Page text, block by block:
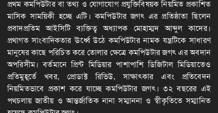
প্রথম কমপিউটার বা তথ্য ও যোগাযোগ প্রযুক্তিবিষয়ক নিয়মিত প্রকাশিত
মাসিক সাময়িকী হচ্ছে এটি। কমপিউটার জগৎ এর প্রতিষ্ঠাতা ছিলেন
প্রবাদপ্রতিম আইসিটি ব্যক্তিত্ব অধ্যাপক মোহাম্মদ আব্দুল কাদের।
প্রথাগত সাংবাদিকতার ঊর্ধ্বে উঠে কমপিউটার নামক যন্ত্রটিকে সাধারণ
মানুষের কাছে পরিচিত করে তোলার ক্ষেত্রে কমপিউটার জগৎ এর অবদান
অপরিসীম। বর্তমানে প্রিন্ট মিডিয়ার পাশাপাশি ডিজিটাল মিডিয়াতেও
প্রতিমুহূর্তে খবর, প্রোডাক্ট রিভিউ, সাক্ষাৎকার এবং প্রতিবেদন
নিয়মিতভাবে প্রকাশ করে যাচ্ছে কমপিউটার জগৎ। ৩২ বছরের এই
পথচলায় জাতীয় ও আন্তর্জাতিক নানা সম্মাননা ও স্বীকৃতিতে সম্মানিত